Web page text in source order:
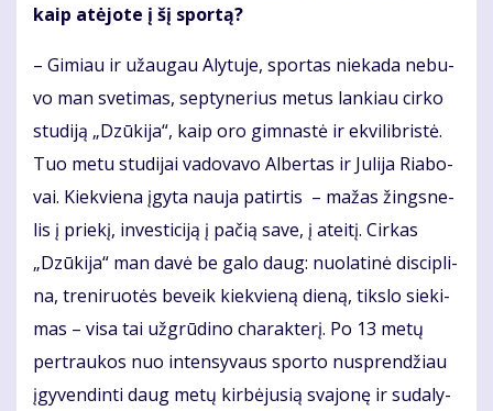
kaip at­ėjo­te į šį spor­tą?
– Gi­miau ir už­au­gau Aly­tu­je, spor­tas nie­ka­da ne­bu­
vo man sve­ti­mas, sep­ty­ne­rius me­tus lan­kiau cir­ko
stu­di­ją „Dzū­ki­ja“, kaip oro gim­nas­tė ir ek­vi­lib­ris­tė.
Tuo me­tu stu­di­jai va­do­va­vo Al­ber­tas ir Ju­li­ja Ria­bo­
vai. Kiek­vie­na įgy­ta nau­ja pa­tir­tis – ma­žas žings­ne­
lis į prie­kį, in­ves­ti­ci­ją į pa­čią sa­ve, į at­ei­tį. Cir­kas
„Dzū­ki­ja“ man da­vė be ga­lo daug: nuo­la­ti­nė dis­cip­li­
na, tre­ni­ruo­tės be­veik kiek­vie­ną die­ną, tiks­lo sie­ki­
mas – vi­sa tai už­grū­di­no cha­rak­te­rį. Po 13 me­tų
per­trau­kos nuo in­ten­sy­vaus spor­to nu­spren­džiau
įgy­ven­din­ti daug me­tų kir­bė­ju­sią sva­jo­nę ir su­da­ly­